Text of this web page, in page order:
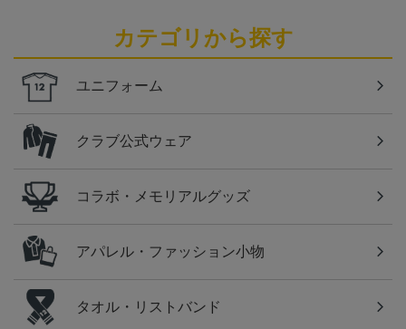
カテゴリから探す
ユニフォーム
クラブ公式ウェア
コラボ・メモリアルグッズ
アパレル・ファッション小物
タオル・リストバンド